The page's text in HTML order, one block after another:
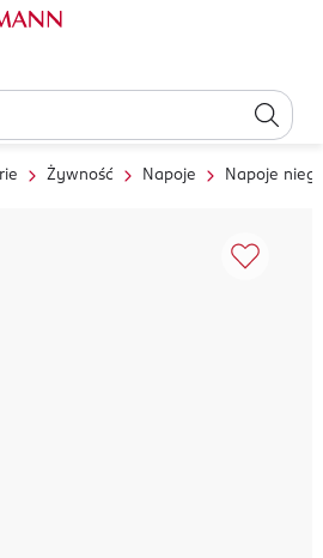
Żywność Napoje Napoje